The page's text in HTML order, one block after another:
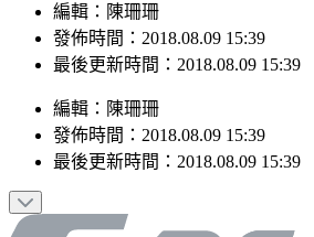
編輯：陳珊珊
發佈時間：2018.08.09 15:39
最後更新時間：2018.08.09 15:39
編輯 ： 陳珊珊
發佈時間： 2018.08.09 15:39
最後更新時間： 2018.08.09 15:39